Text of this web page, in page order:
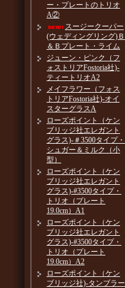
ー・プレートのトリオ
A②
スージークーパー
(ウェディングリング)Ｂ
＆Ｂプレート・ライム
ジューン・ピンク（フ
ォストリアFostoria社)-
ティートリオA2
メイフラワー（フォス
トリアFostoria社)-オイ
スターグラスA
ローズポイント（ケン
ブリッジ社エレガント
グラス)-＃3500タイプ・
シュガー＆ミルク（小
型）
ローズポイント（ケン
ブリッジ社エレガント
グラス)-#3500タイプ・
トリオ（プレート
19.0cm）A1
ローズポイント（ケン
ブリッジ社エレガント
グラス)-#3500タイプ・
トリオ（プレート
19.0cm）A2
ローズポイント（ケン
ブリッジ社)-タンブラー